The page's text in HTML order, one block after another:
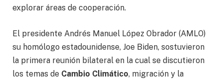
explorar áreas de cooperación.
El presidente Andrés Manuel López Obrador (AMLO)
su homólogo estadounidense, Joe Biden, sostuvieron
la primera reunión bilateral en la cual se discutieron
los temas de Cambio Climático, migración y la